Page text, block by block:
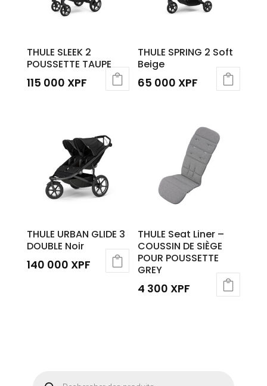
THULE SLEEK 2
POUSSETTE TAUPE
115 000 XPF
THULE SPRING 2 Soft
Beige
65 000 XPF
THULE URBAN GLIDE 3
DOUBLE Noir
140 000 XPF
THULE Seat Liner –
COUSSIN DE SIÈGE
POUR POUSSETTE
GREY
4 300 XPF